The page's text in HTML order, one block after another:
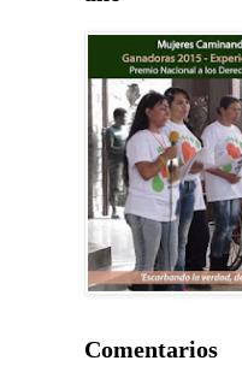
Comentarios